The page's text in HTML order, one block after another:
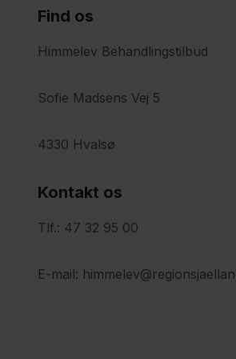
Find os
Himmelev Behandlingstilbud
Sofie Madsens Vej 5
4330 Hvalsø
Kontakt os
Tlf.: 47 32 95 00
E-mail: